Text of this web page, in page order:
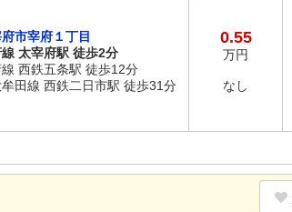
市宰府１丁目
太宰府駅 徒歩2分
西鉄五条駅 徒歩12分
田線 西鉄二日市駅 徒歩31分
0.55
万円
なし